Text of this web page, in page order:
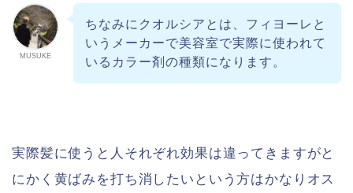
MUSUKE
ちなみにクオルシアとは、フィヨーレと
いうメーカーで美容室で実際に使われて
いるカラー剤の種類になります。
実際髪に使うと人それぞれ効果は違ってきますがと
にかく黄ばみを打ち消したいという方はかなりオス